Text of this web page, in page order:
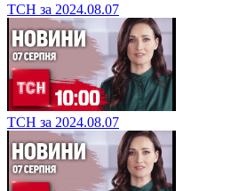
ТСН за 2024.08.07
ТСН за 2024.08.07